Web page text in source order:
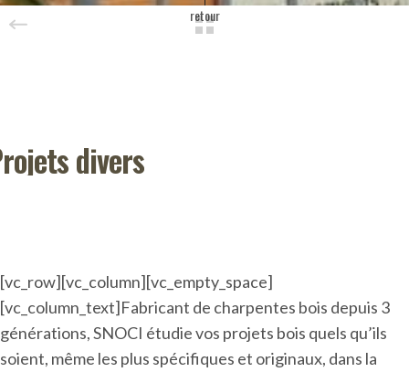
retour
divers
[vc_row][vc_column][vc_empty_space]
[vc_column_text]Fabricant de charpentes bois depuis 3
générations, SNOCI étudie vos projets bois quels qu’ils
soient, même les plus spécifiques et originaux, dans la